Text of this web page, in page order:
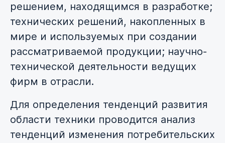
решением, находящимся в разработке;
технических решений, накопленных в
мире и используемых при создании
рассматриваемой продукции; научно-
технической деятельности ведущих
фирм в отрасли.
Для определения тенденций развития
области техники проводится анализ
тенденций изменения потребительских